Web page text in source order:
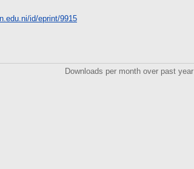
id/eprint/9915
Downloads per month over past year